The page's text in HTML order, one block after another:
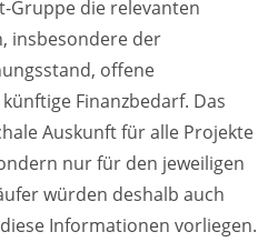
Gruppe die relevanten
insbesondere der
offene
Finanzbedarf. Das
Auskunft für alle Projekte
nur für den jeweiligen
würden deshalb auch
Informationen vorliegen.